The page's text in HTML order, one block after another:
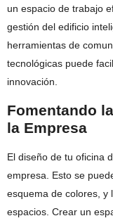
un espacio de trabajo
gestión del edificio
herramientas de
tecnológicas puede
innovación.
Fomentando
la Empresa
El diseño de tu oficina
empresa. Esto se
esquema de colores, y
espacios. Crear un